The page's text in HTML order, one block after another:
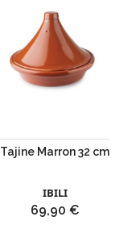
Tajine Marron 32 cm
IBILI
Prix
69,90 €